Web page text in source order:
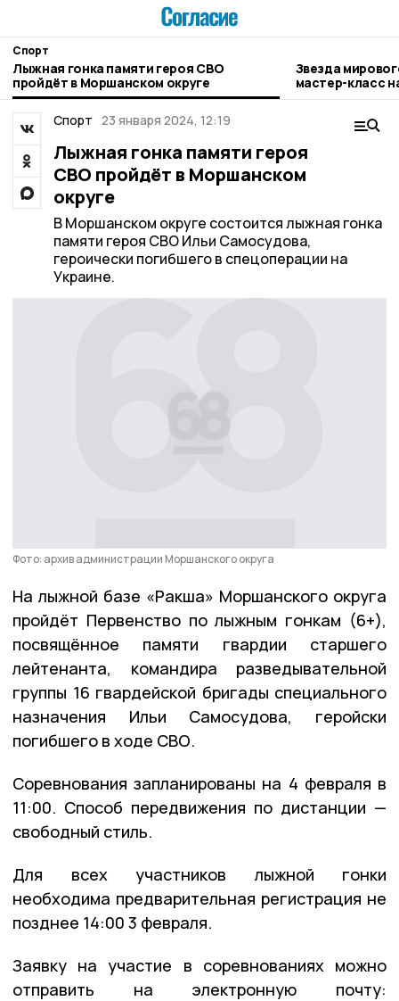
Спорт
Лыжная гонка памяти героя СВО
пройдёт в Моршанском округе
Звезда
мастер-класс
Спорт 23 января 2024, 12:19
Лыжная гонка памяти героя
СВО пройдёт в Моршанском
округе
В Моршанском округе состоится лыжная гонка
памяти героя СВО Ильи Самосудова,
героически погибшего в спецоперации на
Украине.
Фото: архив администрации Моршанского округа
На лыжной базе «Ракша» Моршанского округа
пройдёт Первенство по лыжным гонкам (6+),
посвящённое памяти гвардии старшего
лейтенанта, командира разведывательной
группы 16 гвардейской бригады специального
назначения Ильи Самосудова, геройски
погибшего в ходе СВО.
Соревнования запланированы на 4 февраля в
11:00. Способ передвижения по дистанции —
свободный стиль.
Для всех участников лыжной гонки
необходима предварительная регистрация не
позднее 14:00 3 февраля.
Заявку на участие в соревнованиях можно
отправить на электронную почту: